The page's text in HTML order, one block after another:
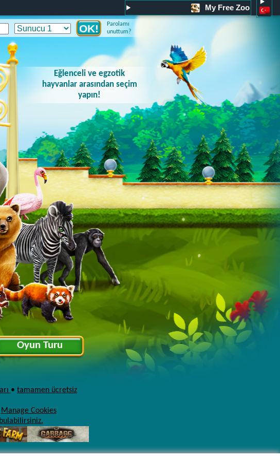
My Free Zoo
Eğlenceli ve egzotik
hayvanlar arasından seçim
yapın!
Parolamı
unuttum?
Oyun Turu
• tamamen ücretsiz
Manage Cookies